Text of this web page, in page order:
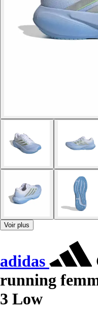
Voir plus
adidas
running
3 Low